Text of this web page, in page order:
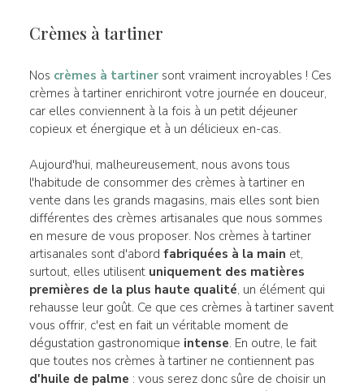
Crèmes à tartiner
Nos crèmes à tartinersont vraiment incroyables ! Ces
crèmes à tartiner enrichiront votre journée en douceur,
car elles conviennent à la fois à un petit déjeuner
copieux et énergique et à un délicieux en-cas.
Aujourd'hui, malheureusement, nous avons tous
l'habitude de consommer des crèmes à tartiner en
vente dans les grands magasins, mais elles sont bien
différentes des crèmes artisanales que nous sommes
en mesure de vous proposer. Nos crèmes à tartiner
artisanales sont d'abord fabriquées à la main et,
surtout, elles utilisent uniquement des matières
premières de la plus haute qualité, un élément qui
rehausse leur goût. Ce que ces crèmes à tartiner savent
vous offrir, c'est en fait un véritable moment de
dégustation gastronomique intense. En outre, le fait
que toutes nos crèmes à tartiner ne contiennent pas
d'huile de palme : vous serez donc sûre de choisir un